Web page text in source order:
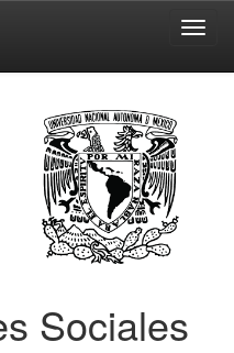
Sociales